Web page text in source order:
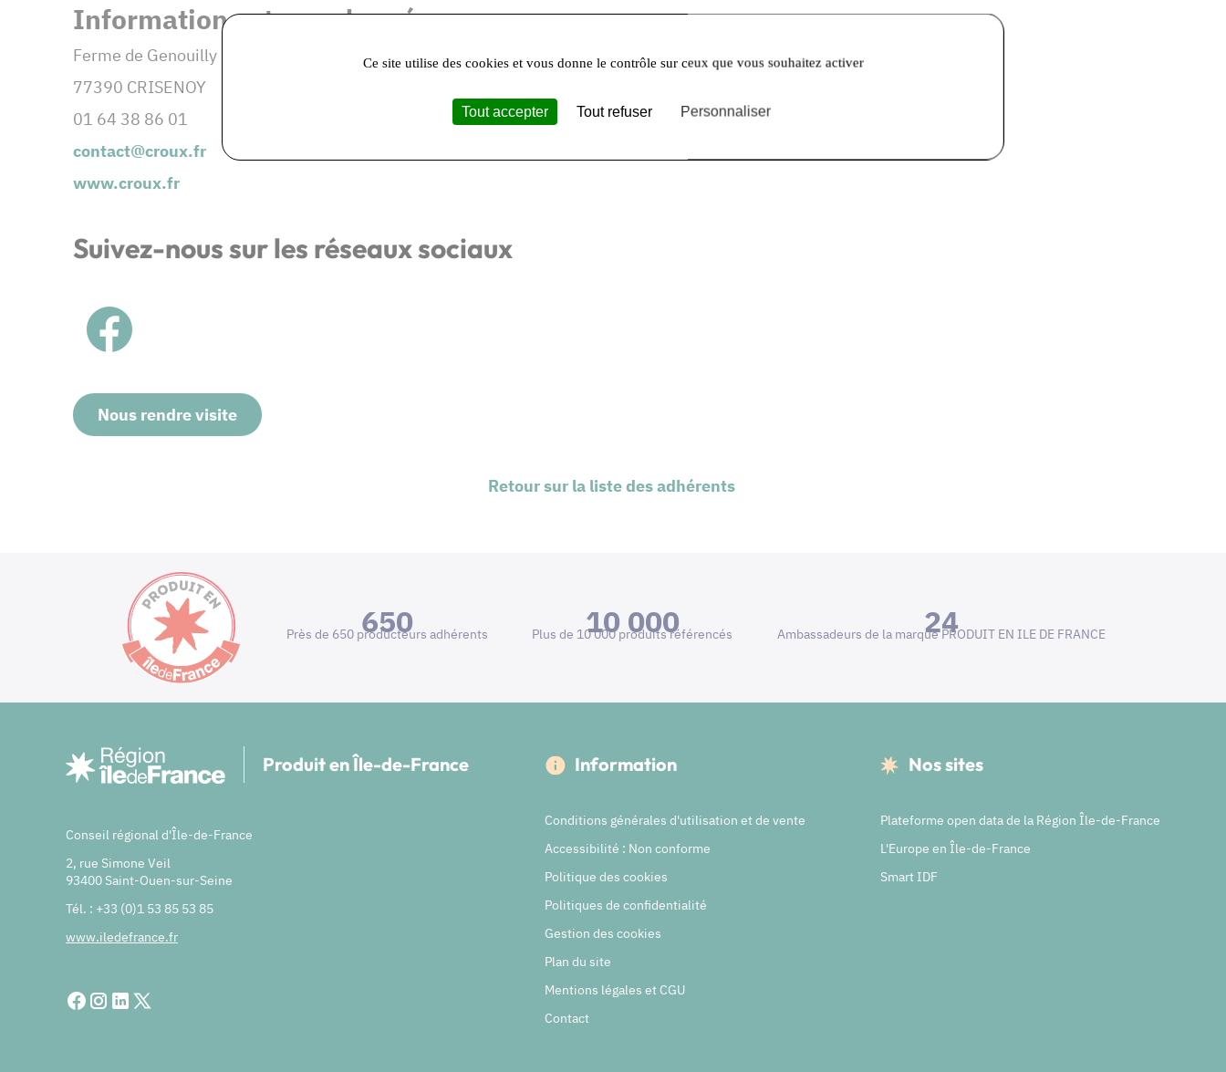
Informations et coordonnées :
Ferme de Genouilly
77390 CRISENOY
01 64 38 86 01
contact@croux.fr
www.croux.fr
Suivez-nous sur les réseaux sociaux
Nous rendre visite
Retour sur la liste des adhérents
650
Près de 650 producteurs adhérents 10 000
Plus de 10 000 produits référencés 24
Ambassadeurs de la marque PRODUIT EN ILE DE FRANCE
Produit en Île-de-France
Conseil régional d'Île-de-France
2, rue Simone Veil
93400 Saint-Ouen-sur-Seine
Tél. : +33 (0)1 53 85 53 85
www.iledefrance.fr
Information
Conditions générales d'utilisation et de vente
Accessibilité : Non conforme
Politique des cookies
Politiques de confidentialité
Gestion des cookies
Plan du site
Mentions légales et CGU
Contact
Nos sites
Plateforme open data de la Région Île-de-France
L'Europe en Île-de-France
Smart IDF
Ce site utilise des cookies et vous donne le contrôle sur ceux que vous souhaitez activer
Tout accepter Tout refuser Personnaliser